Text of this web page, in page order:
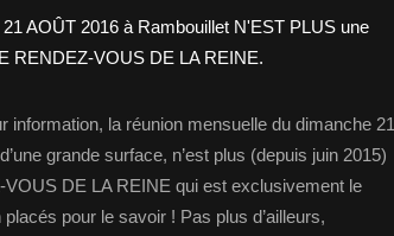
la réunion mensuelle du dimanche 21
grande surface, n’est plus (depuis juin 2015)
DE LA REINE qui est exclusivement le
pour le savoir ! Pas plus d’ailleurs,